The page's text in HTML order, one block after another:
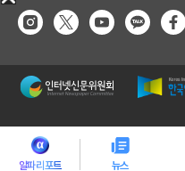
알파리포트 뉴스